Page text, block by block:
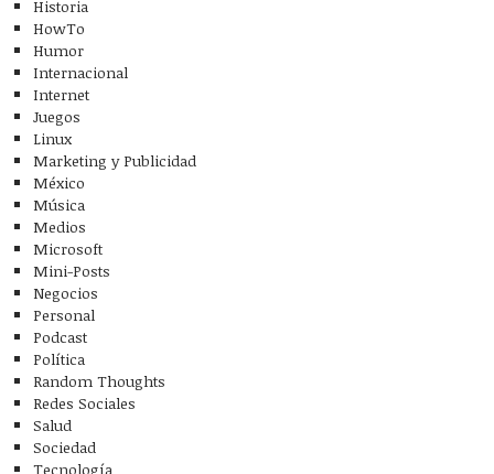
Historia
HowTo
Humor
Internacional
Internet
Juegos
Linux
Marketing y Publicidad
México
Música
Medios
Microsoft
Mini-Posts
Negocios
Personal
Podcast
Política
Random Thoughts
Redes Sociales
Salud
Sociedad
Tecnología